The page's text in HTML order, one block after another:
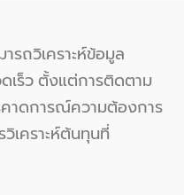
รถวิเคราะห์ข้อมูล
เร็ว ตั้งแต่การติดตาม
าดการณ์ความต้องการ
เคราะห์ต้นทุนที่